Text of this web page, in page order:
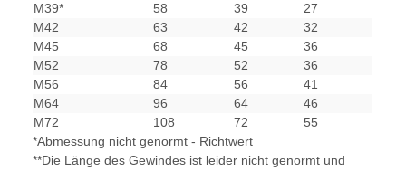
M39*
58 39
27
M42
63 42
32
M45
68 45
36
M52
78 52
36
M56
84 56
41
M64
96 64
46
M72
108 72
55
*Abmessung nicht genormt - Richtwert
**Die Länge des Gewindes ist leider nicht genormt und